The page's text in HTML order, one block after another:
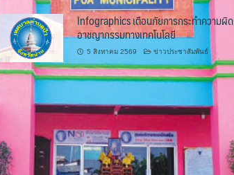
Infographics เตือนภัยการกระทำความผิด
อาชญากรรมทางเทคโนโลยี
5 สิงหาคม 2569 ข่าวประชาสัมพันธ์